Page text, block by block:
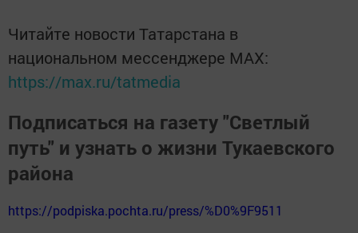
Читайте новости Татарстана в
национальном мессенджере MАХ:
https://max.ru/tatmedia
Подписаться на газету "Светлый
путь" и узнать о жизни Тукаевского
района
https://podpiska.pochta.ru/press/%D0%9F9511